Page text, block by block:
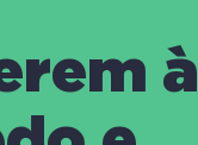
à